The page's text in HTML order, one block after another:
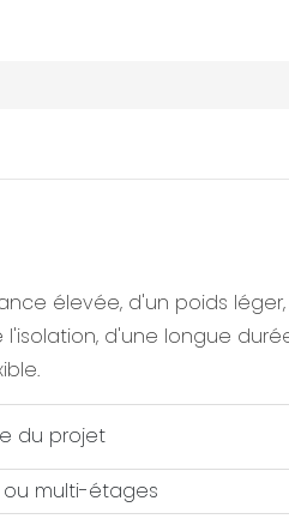
élevée, d'un poids
d'une longue
du projet
multi-étages